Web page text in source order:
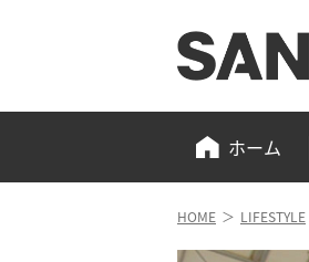
ホーム
HOME ＞ LIFESTYLE